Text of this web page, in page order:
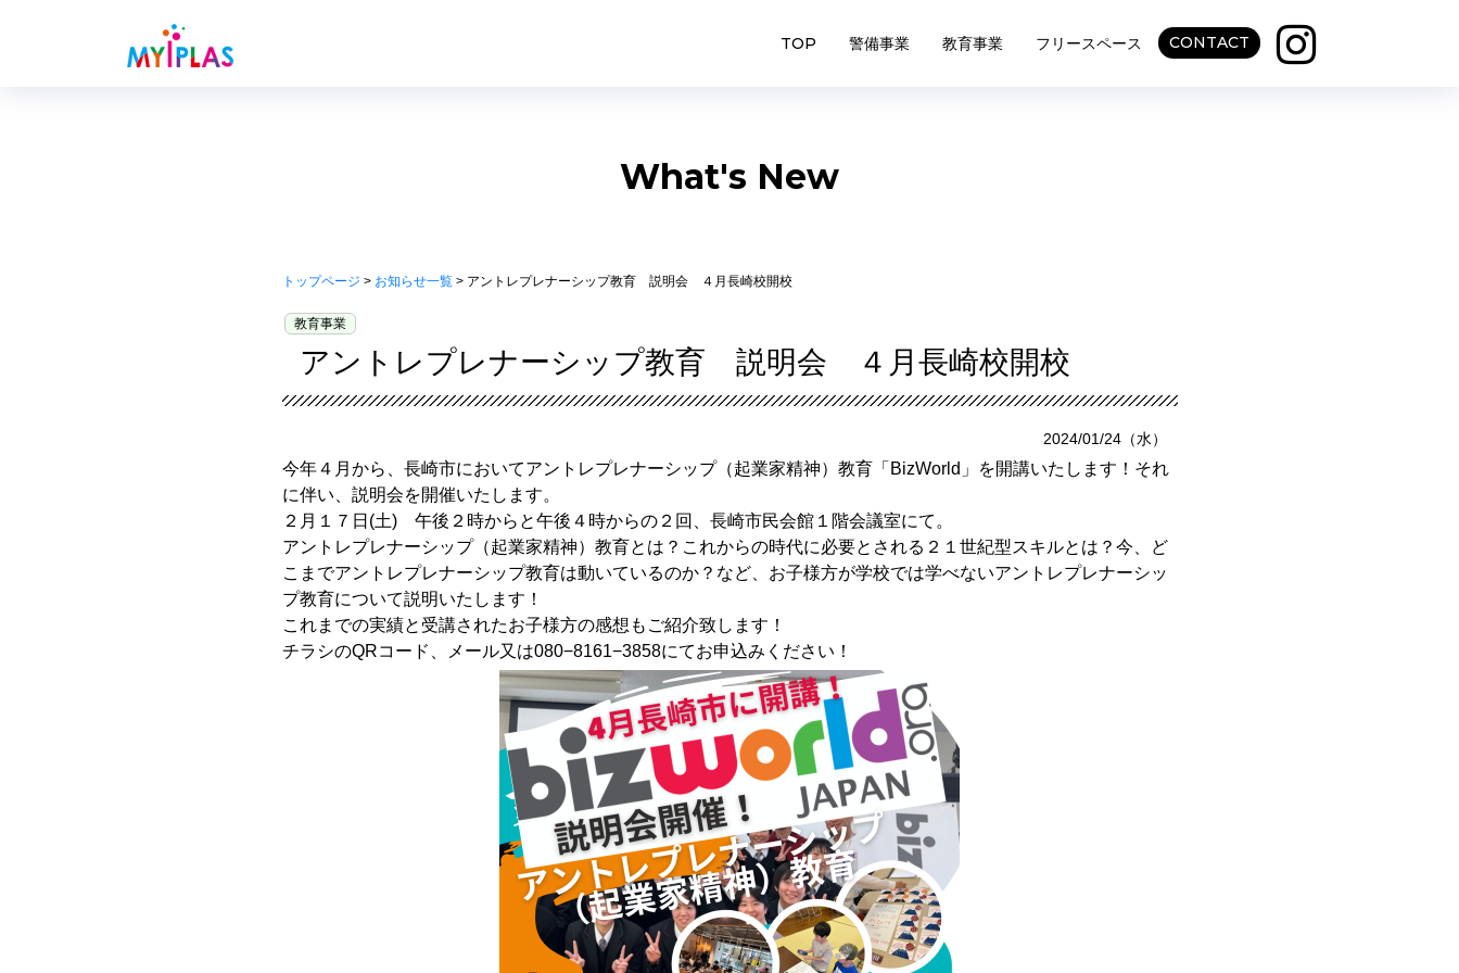
TOP 警備事業 教育事業 フリースペース CONTACT
What's New
トップページ > お知らせ一覧> アントレプレナーシップ教育 説明会 ４月長崎校開校
教育事業
アントレプレナーシップ教育 説明会 ４月長崎校開校
2024/01/24（水）
今年４月から、長崎市においてアントレプレナーシップ（起業家精神）教育「BizWorld」を開講いたします！それ
に伴い、説明会を開催いたします。
２月１７日(土) 午後２時からと午後４時からの２回、長崎市民会館１階会議室にて。
アントレプレナーシップ（起業家精神）教育とは？これからの時代に必要とされる２１世紀型スキルとは？今、ど
こまでアントレプレナーシップ教育は動いているのか？など、お子様方が学校では学べないアントレプレナーシッ
プ教育について説明いたします！
これまでの実績と受講されたお子様方の感想もご紹介致します！
チラシのQRコード、メール又は080−8161−3858にてお申込みください！